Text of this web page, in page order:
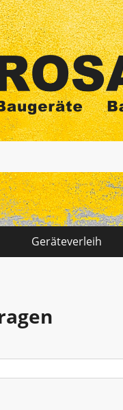
Geräteverleih
Fenster -
Garten -